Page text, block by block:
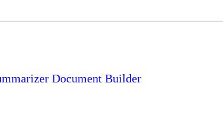
Document Builder